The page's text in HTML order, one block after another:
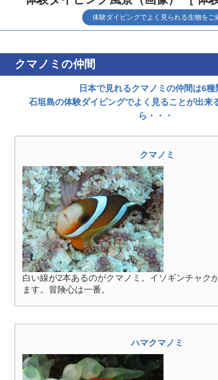
体験ダイビングでよく見られる生物をご
クマノミの仲間
日本で見れるクマノミの仲間は6種
石垣島の体験ダイビングでよく見ることが出来
ら・・・
クマノミ
白い線が2本あるのがクマノミ。イソギンチャク
ます。冒険心は一番。
ハマクマノミ